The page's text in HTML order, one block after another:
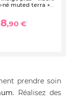
né muted terra +
,90 €
prendre soin
. Réalisez des